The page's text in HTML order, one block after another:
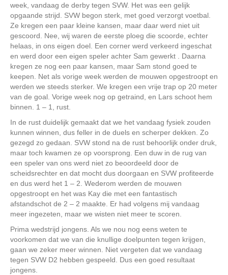
week, vandaag de derby tegen SVW. Het was een gelijk
opgaande strijd. SVW begon sterk, met goed verzorgt voetbal.
Ze kregen een paar kleine kansen, maar daar werd niet uit
gescoord. Nee, wij waren de eerste ploeg die scoorde, echter
helaas, in ons eigen doel. Een corner werd verkeerd ingeschat
en werd door een eigen speler achter Sam gewerkt . Daarna
kregen ze nog een paar kansen, maar Sam stond goed te
keepen. Net als vorige week werden de mouwen opgestroopt en
werden we steeds sterker. We kregen een vrije trap op 20 meter
van de goal. Vorige week nog op getraind, en Lars schoot hem
binnen. 1 – 1, rust.
In de rust duidelijk gemaakt dat we het vandaag fysiek zouden
kunnen winnen, dus feller in de duels en scherper dekken. Zo
gezegd zo gedaan. SVW stond na de rust behoorlijk onder druk,
maar toch kwamen ze op voorsprong. Een duw in de rug van
een speler van ons werd niet zo beoordeeld door de
scheidsrechter en dat mocht dus doorgaan en SVW profiteerde
en dus werd het 1 – 2. Wederom werden de mouwen
opgestroopt en het was Kay die met een fantastisch
afstandschot de 2 – 2 maakte. Er had volgens mij vandaag
meer ingezeten, maar we wisten niet meer te scoren.
Prima wedstrijd jongens. Als we nou nog eens weten te
voorkomen dat we van die knullige doelpunten tegen krijgen,
gaan we zeker meer winnen. Niet vergeten dat we vandaag
tegen SVW D2 hebben gespeeld. Dus een goed resultaat
jongens.